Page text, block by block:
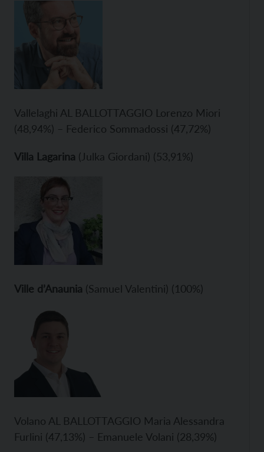
Vallelaghi AL BALLOTTAGGIO Lorenzo Miori
(48,94%) – Federico Sommadossi (47,72%)
Villa Lagarina (Julka Giordani) (53,91%)
Ville d’Anaunia (Samuel Valentini) (100%)
Volano AL BALLOTTAGGIO Maria Alessandra
Furlini (47,13%) – Emanuele Volani (28,39%)